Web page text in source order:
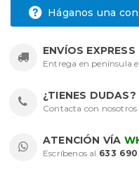
Háganos una
ENVÍOS EXPRESS
Entrega en península
¿TIENES DUDAS?
Contacta con nosotros
ATENCIÓN VÍA
Escríbenos al 633